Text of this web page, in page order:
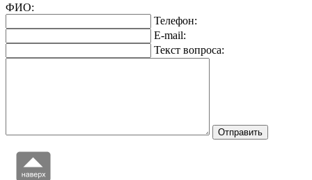
ФИО:
Телефон:
E-mail:
Текст вопроса: